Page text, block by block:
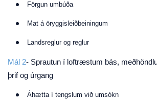
Förgun umbúða
Mat á öryggisleiðbeiningum
Landsreglur og reglur
Mál 2- Sprautun í loftræstum bás,
þrif og úrgang
Áhætta í tengslum við umsókn